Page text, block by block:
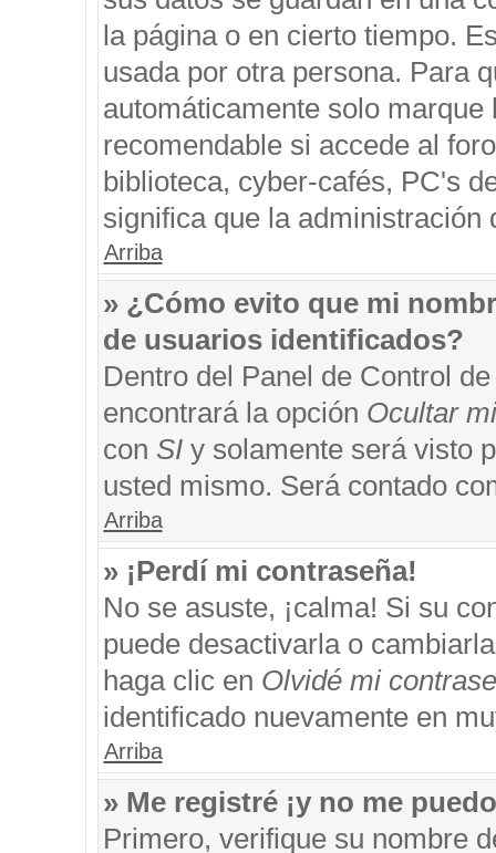
la página o en cierto tiempo.
usada por otra persona. Para
automáticamente solo
recomendable si accede al
biblioteca, cyber-cafés, PC's
significa que la administración
Arriba
» ¿Cómo evito que mi
de usuarios identificados?
Dentro del Panel de Control
encontrará la opción Ocultar
con SIy solamente será visto
usted mismo. Será contado
Arriba
» ¡Perdí mi contraseña!
No se asuste, ¡calma! Si su
puede desactivarla o
haga clic en Olvidé mi
identificado nuevamente en
Arriba
» Me registré ¡y no me
Primero, verifique su nombre